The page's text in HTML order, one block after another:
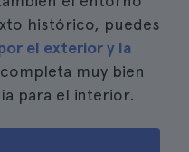
histórico, puedes
el exterior y la
muy bien
para el interior.